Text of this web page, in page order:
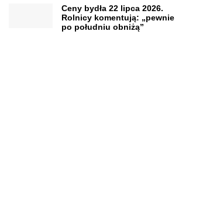
Ceny bydła 22 lipca 2026.
Rolnicy komentują: „pewnie
po południu obniżą”